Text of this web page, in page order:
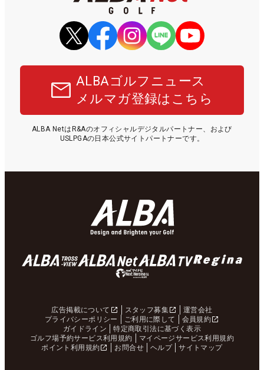
ALBAゴルフニュース
メルマガ登録はこちら
ALBA NetはR&Aのオフィシャルデジタルパートナー、および
USLPGAの日本公式サイトパートナーです。
広告掲載について スタッフ募集
運営会社
プライバシーポリシー
ご利用に際して
会員規約
ガイドライン
特定商取引法に基づく表示
ゴルフ場予約サービス利用規約
マイページサービス利用規約
ポイント利用規約
お問合せ ヘルプ サイトマップ